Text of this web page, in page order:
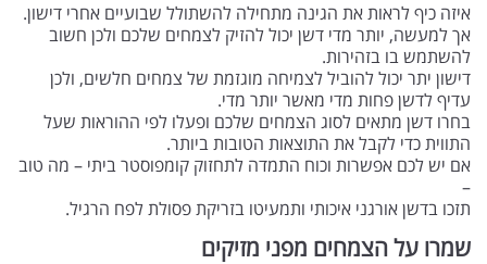
איזה כיף לראות את הגינה מתחילה להשתולל שבועיים אחרי דישון.
אך למעשה, יותר מדי דשן יכול להזיק לצמחים שלכם ולכן חשוב
להשתמש בו בזהירות.
דישון יתר יכול להוביל לצמיחה מוגזמת של צמחים חלשים, ולכן
עדיף לדשן פחות מדי מאשר יותר מדי.
בחרו דשן מתאים לסוג הצמחים שלכם ופעלו לפי ההוראות שעל
התווית כדי לקבל את התוצאות הטובות ביותר.
אם יש לכם אפשרות וכוח התמדה לתחזוק קומפוסטר ביתי – מה טוב
–
תזכו בדשן אורגני איכותי ותמעיטו בזריקת פסולת לפח הרגיל.
שמרו על הצמחים מפני מזיקים